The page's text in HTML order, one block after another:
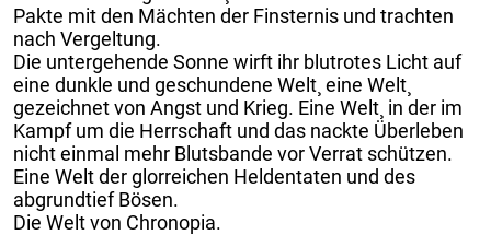
Pakte mit den Mächten der Finsternis und trachten
nach Vergeltung.
Die untergehende Sonne wirft ihr blutrotes Licht auf
eine dunkle und geschundene Welt¸ eine Welt¸
gezeichnet von Angst und Krieg. Eine Welt¸ in der im
Kampf um die Herrschaft und das nackte Überleben
nicht einmal mehr Blutsbande vor Verrat schützen.
Eine Welt der glorreichen Heldentaten und des
abgrundtief Bösen.
Die Welt von Chronopia.